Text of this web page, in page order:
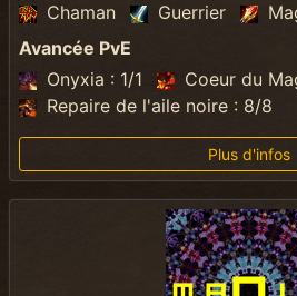
Chaman
Guerrier
Avancée PvE
Onyxia : 1/1
Coeur du
Repaire de l'aile noire : 8/8
Plus d'infos